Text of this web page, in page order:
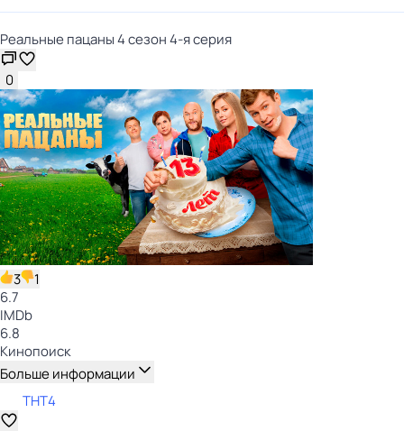
Реальные пацаны 4 сезон 4-я серия
0
3
1
6.7
IMDb
6.8
Кинопоиск
Больше информации
ТНТ4